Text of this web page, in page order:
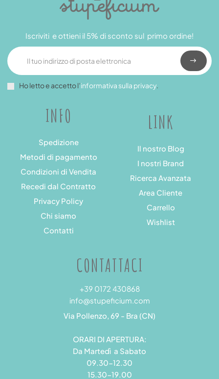
INFO
Spedizione
Metodi di pagamento
Condizioni di Vendita
Recedi dal Contratto
Privacy Policy
Chi siamo
Contatti
LINK
Il nostro Blog
I nostri Brand
Ricerca Avanzata
Area Cliente
Carrello
Wishlist
Iscriviti e ottieni il 5% di sconto sul primo ordine!
Ho letto e accetto l’informativa sulla privacy.
CONTATTACI
+39 0172 430868
info@stupeficium.com
Via Pollenzo, 69 - Bra (CN)
ORARI DI APERTURA:
Da Martedì a Sabato
09.30-12.30
15.30-19.00